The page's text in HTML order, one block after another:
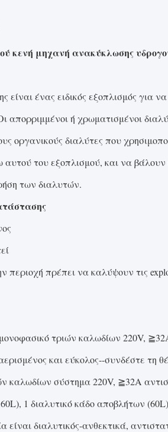
κενή μηχανή ανακύκλωσης
είναι ένας ειδικός εξοπλισμός για
απορριμμένοι ή χρωματισμένοι
οργανικούς διαλύτες που
αυτού του εξοπλισμού, και να
των διαλυτών.
περιοχή πρέπει να καλύψουν τις
τριών καλωδίων 220V,
και εύκολος--συνδέστε τη
καλωδίων σύστημα 220V, ≧32A
1 διαλυτικό κάδο αποβλήτων
διαλυτικός-ανθεκτικά,